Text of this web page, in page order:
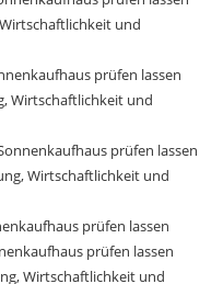
und
prüfen lassen
Wirtschaftlichkeit und
prüfen lassen
Wirtschaftlichkeit und
prüfen lassen
prüfen lassen
Wirtschaftlichkeit und